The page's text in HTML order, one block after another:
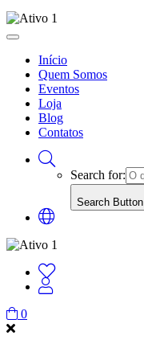
Início
Quem Somos
Eventos
Loja
Blog
Contatos
Search for:
Search Button
0